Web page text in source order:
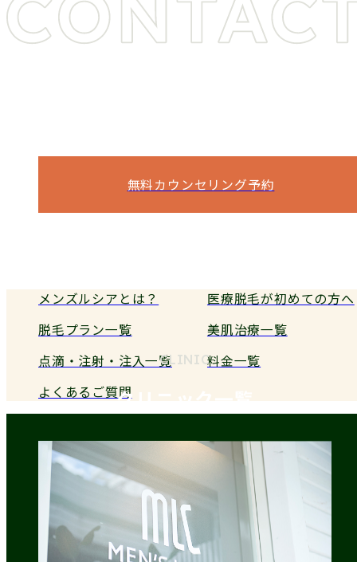
無料カウンセリング予約
メンズルシアとは？
医療脱毛が初めての方へ
脱毛プラン一覧
美肌治療一覧
点滴・注射・注入一覧
料金一覧
よくあるご質問
CLINIC
クリニック一覧